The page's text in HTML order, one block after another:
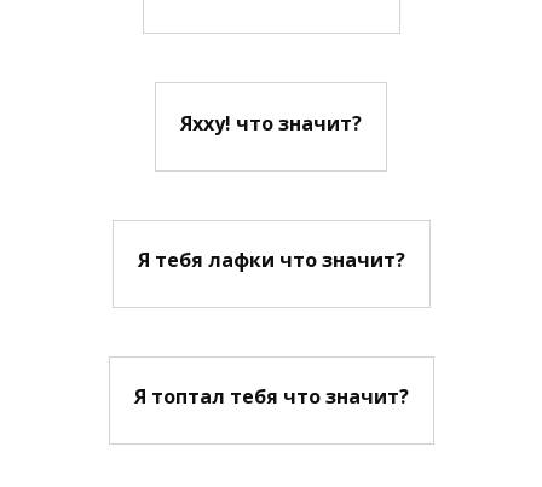
Яхху! что значит?
Я тебя лафки что значит?
Я топтал тебя что значит?